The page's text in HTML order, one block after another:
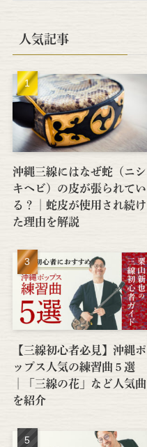
人気記事
沖縄三線にはなぜ蛇（ニシ
キヘビ）の皮が張られてい
る？│蛇皮が使用され続け
た理由を解説
【三線初心者必見】沖縄ポ
ップス人気の練習曲５選
│「三線の花」など人気曲
を紹介